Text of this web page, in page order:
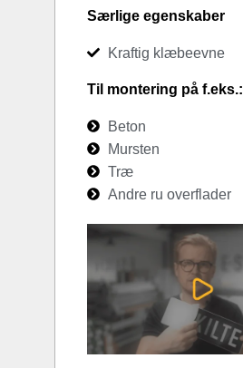
Særlige egenskaber
Kraftig klæbeevne
Til montering på f.eks.:
Beton
Mursten
Træ
Andre ru overflader